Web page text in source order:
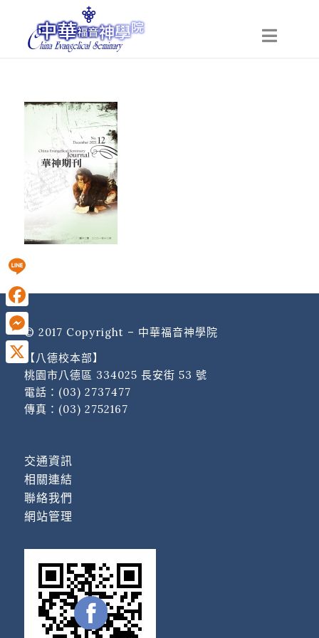
© 2017 Copyright – 中華福音神學院
【八德校本部】
桃園市八德區 334025 長安街 53 號
電話： (03) 2737477
傳真：(03) 2752167
交通資訊
相關連結
聯絡我們
網站管理
Line
Facebook
Messenger